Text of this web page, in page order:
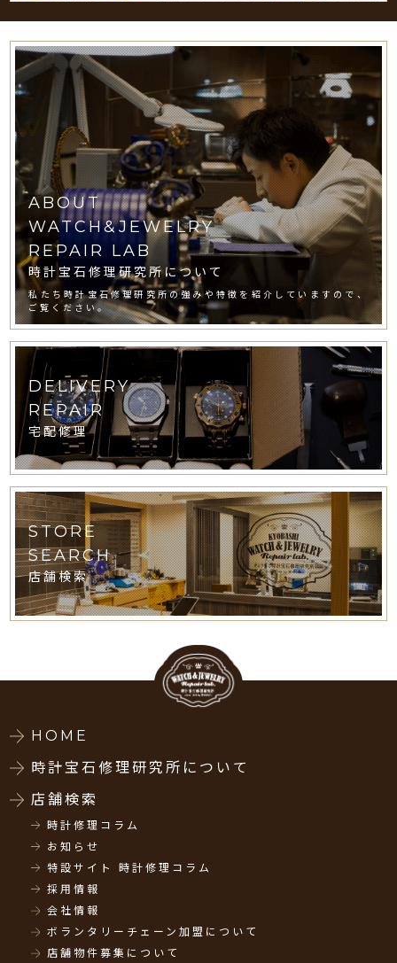
ABOUT
WATCH&JEWELRY
REPAIR LAB
時計宝石修理研究所について
私たち時計宝石修理研究所の強みや特徴を紹介していますので、
ご覧ください。
DELIVERY
REPAIR
宅配修理
STORE
SEARCH
店舗検索
HOME
時計宝石修理研究所について
店舗検索
時計修理コラム
お知らせ
特設サイト 時計修理コラム
採用情報
会社情報
ボランタリーチェーン加盟について
店舗物件募集について